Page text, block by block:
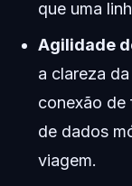
que uma
Agilidade
a clareza
conexão de
de dados
viagem.